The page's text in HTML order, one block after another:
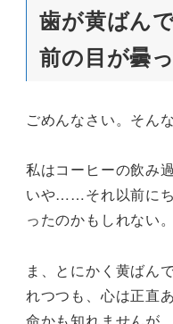
歯が黄ばん
前の目が曇
ごめんなさい。そん
私はコーヒーの飲み
いや……それ以前に
ったのかもしれない。
ま、とにかく黄ばん
れつつも、心は正直